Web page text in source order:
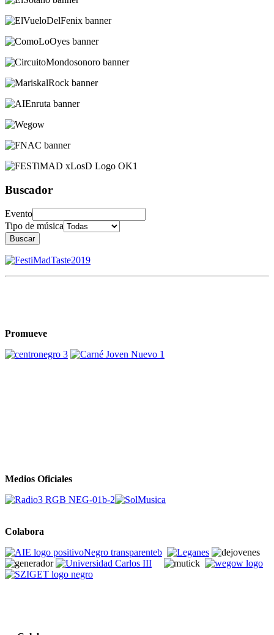
Buscador
Evento
Tipo de música
Buscar
Promueve
Medios Oficiales
Colabora